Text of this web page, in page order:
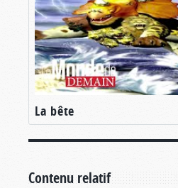
La bête
Contenu relatif